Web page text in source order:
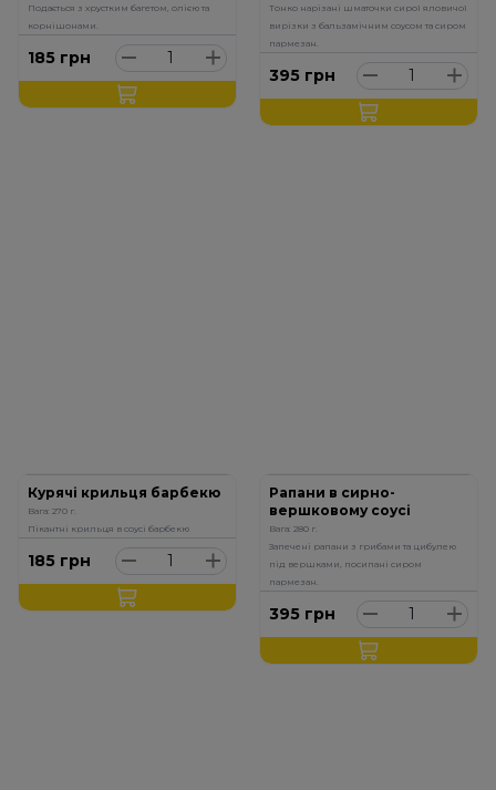
Подається з хрустким багетом, олією та
корнішонами.
185 грн
Тонко нарізані шматочки сирої яловичої
вирізки з бальзамічним соусом та сиром
пармезан.
395 грн
Курячі крильця барбекю
Вага: 270 г.
Пікантні крильця в соусі барбекю
185 грн
Рапани в сирно-
вершковому соусі
Вага: 280 г.
Запечені рапани з грибами та цибулею
під вершками, посипані сиром
пармезан.
395 грн